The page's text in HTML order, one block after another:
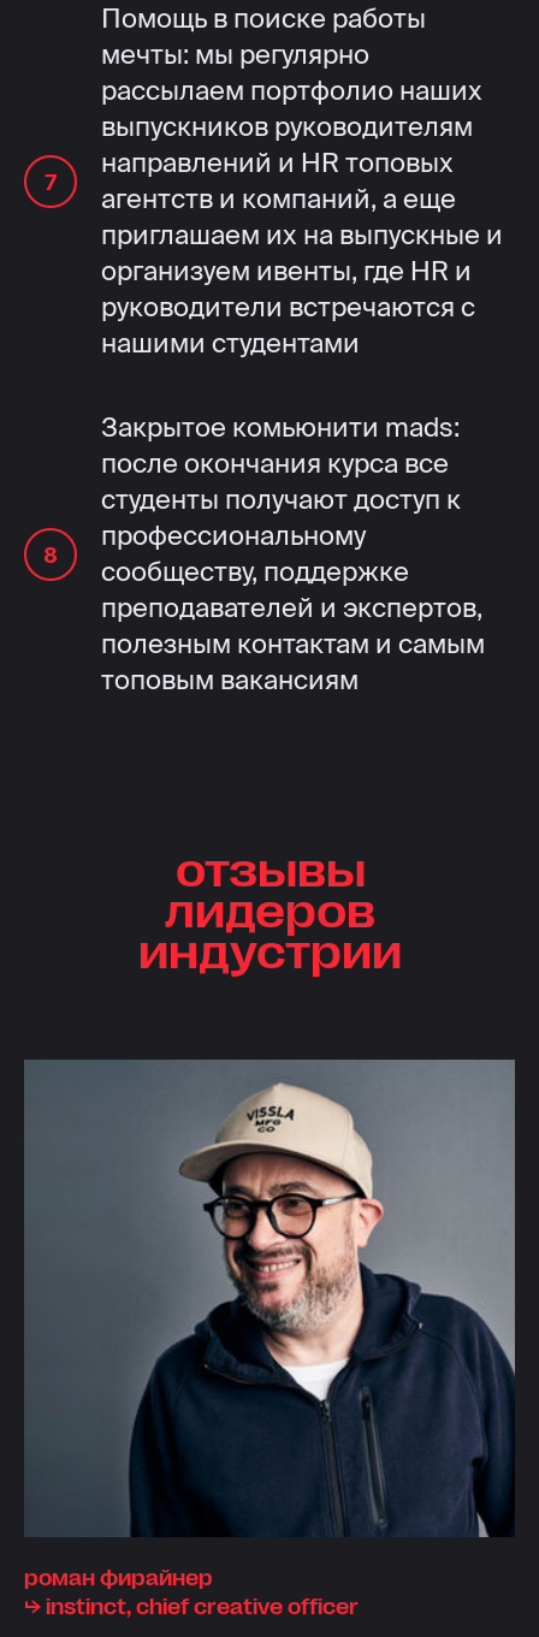
Помощь в поиске работы
мечты: мы регулярно
рассылаем портфолио наших
выпускников руководителям
направлений и HR топовых
агентств и компаний, а еще
приглашаем их на выпускные и
организуем ивенты, где HR и
руководители встречаются с
нашими студентами
Закрытое комьюнити mads:
после окончания курса все
студенты получают доступ к
профессиональному
сообществу, поддержке
преподавателей и экспертов,
полезным контактам и самым
топовым вакансиям
отзывы
лидеров
индустрии
роман фирайнер
⮡ instinct, chief creative officer